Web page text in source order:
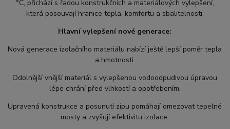
°C, přichází s řadou konstrukčních a materiálových vylepšení,
která posouvají hranice tepla, komfortu a sbalitelnosti.
Hlavní vylepšení nové generace:
Nová generace izolačního materiálu nabízí ještě lepší poměr tepla
a hmotnosti.
Odolnější vnější materiál s vylepšenou vodoodpudivou úpravou
lépe chrání před vlhkostí a opotřebením.
Upravená konstrukce a posunutí zipu pomáhají omezovat tepelné
mosty a zvyšují efektivitu izolace.